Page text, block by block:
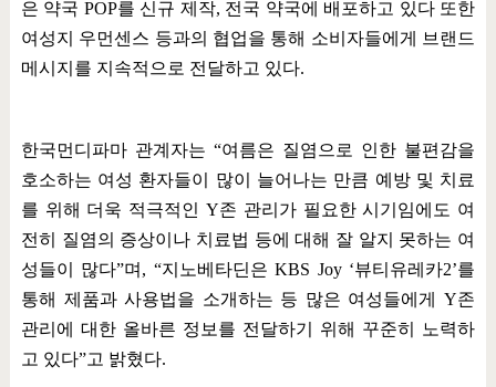
은 약국 POP를 신규 제작, 전국 약국에 배포하고 있다 또한
여성지 우먼센스 등과의 협업을 통해 소비자들에게 브랜드
메시지를 지속적으로 전달하고 있다.
한국먼디파마 관계자는 “여름은 질염으로 인한 불편감을
호소하는 여성 환자들이 많이 늘어나는 만큼 예방 및 치료
를 위해 더욱 적극적인 Y존 관리가 필요한 시기임에도 여
전히 질염의 증상이나 치료법 등에 대해 잘 알지 못하는 여
성들이 많다”며 , “지노베타딘은KBS Joy ‘뷰티유레카2’를
통해 제품과 사용법을 소개하는 등 많은 여성들에게Y존
관리에 대한 올바른 정보를 전달하기 위해 꾸준히 노력하
고 있다”고 밝혔다.